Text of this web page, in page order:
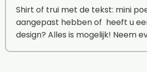
Shirt of trui met de tekst: mini
aangepast hebben of heeft u
design? Alles is mogelijk! Neem